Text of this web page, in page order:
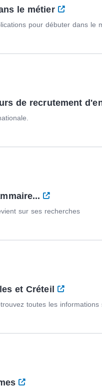
le métier
pour débuter dans le
de recrutement
sur ses recherches
et Créteil
toutes les informations